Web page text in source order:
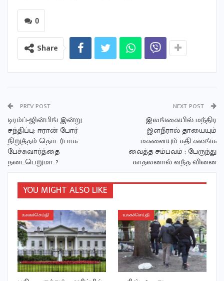
0
Share
PREV POST
டிரம்ப்-ஜின்பிங் இன்று
சந்திப்பு: ஈரான் போர்
நிறுத்தம் தொடர்பாக
பேச்சுவார்த்தை
நடைபெறுமா..?
NEXT POST
இலங்கையில் மந்திர
இளநீரால் தாயையும்
மகளையும் கதி கலங்க
வைத்த சம்பவம் ; பேருந்து
காதலனால் வந்த வினை
YOU MIGHT ALSO LIKE
உலகச்செய்தி உலகச்செய்தி